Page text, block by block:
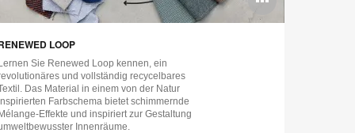
öffnen
LOOP
Sie Renewed Loop kennen, ein
und vollständig recycelbares
Das Material in einem von der Natur
Farbschema bietet schimmernde
Effekte und inspiriert zur Gestaltung
Innenräume.